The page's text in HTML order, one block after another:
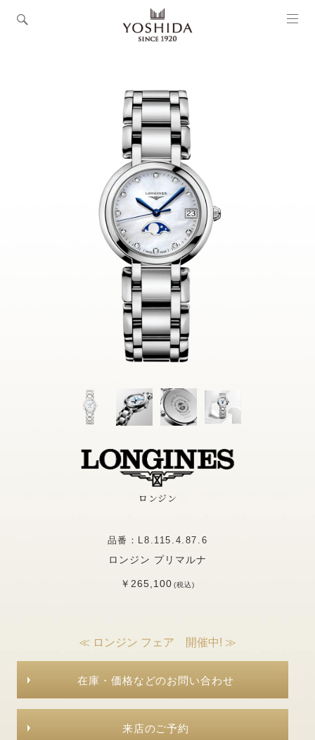
ロンジン
品番：L8.115.4.87.6
ロンジン プリマルナ
￥265,100(税込)
≪ ロンジン フェア 開催中! ≫
在庫・価格などのお問い合わせ
来店のご予約